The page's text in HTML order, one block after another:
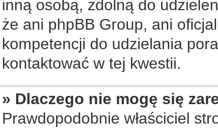
inną osobą, zdolną do
że ani phpBB Group, ani
kompetencji do udzielania
kontaktować w tej kwestii.
» Dlaczego nie mogę się
Prawdopodobnie właściciel